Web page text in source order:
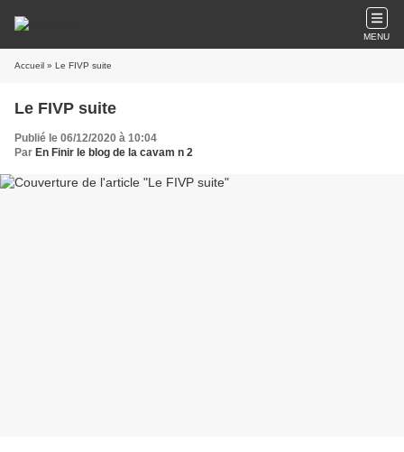
MENU
Accueil » Le FIVP suite
Le FIVP suite
Publié le 06/12/2020 à 10:04
Par En Finir le blog de la cavam n 2